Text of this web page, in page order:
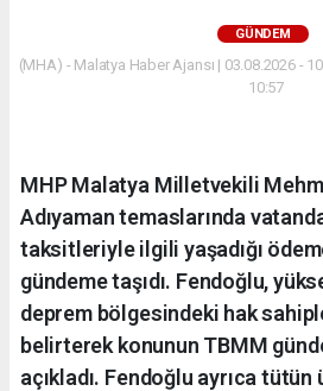
GÜNDEM
(MHA) - Malatya Haber Ajansı | 03.08.2026 -
10:57
MHP Malatya Milletvekili
Adıyaman temaslarında
taksitleriyle ilgili yaşadığı
gündeme taşıdı. Fendoğlu,
deprem bölgesindeki hak
belirterek konunun TBMM
açıkladı. Fendoğlu ayrıca